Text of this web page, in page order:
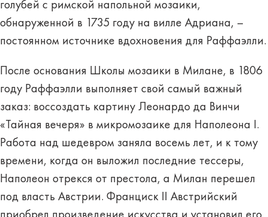
голубей с римской напольной мозаики,
обнаруженной в 1735 году на вилле Адриана, –
постоянном источнике вдохновения для Раффаэлли.
После основания Школы мозаики в Милане, в 1806
году Раффаэлли выполняет свой самый важный
заказ: воссоздать картину Леонардо да Винчи
«Тайная вечеря» в микромозаике для Наполеона I.
Работа над шедевром заняла восемь лет, и к тому
времени, когда он выложил последние тессеры,
Наполеон отрекся от престола, а Милан перешел
под власть Австрии. Франциск II Австрийский